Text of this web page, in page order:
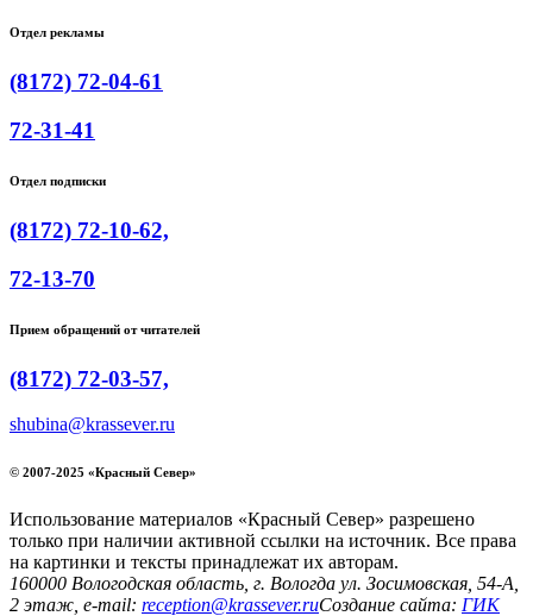
Отдел рекламы
(8172) 72-04-61
72-31-41
Отдел подписки
(8172) 72-10-62,
72-13-70
Прием обращений от читателей
(8172) 72-03-57,
shubina@krassever.ru
© 2007-2025 «Красный Север»
Использование материалов «Красный Север» разрешено
только при наличии активной ссылки на источник. Все права
на картинки и тексты принадлежат их авторам.
160000 Вологодская область, г. Вологда ул. Зосимовская, 54-А,
2 этаж, e-mail: reception@krassever.ruСоздание сайта: ГИК